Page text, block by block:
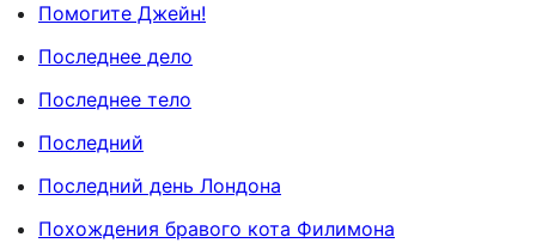
Помогите Джейн!
Последнее дело
Последнее тело
Последний
Последний день Лондона
Похождения бравого кота Филимона